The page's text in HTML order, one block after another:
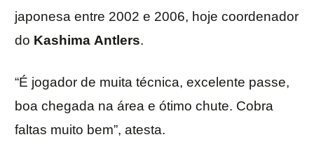
japonesa entre 2002 e 2006, hoje coordenador
do Kashima Antlers.
“É jogador de muita técnica, excelente passe,
boa chegada na área e ótimo chute. Cobra
faltas muito bem”, atesta.